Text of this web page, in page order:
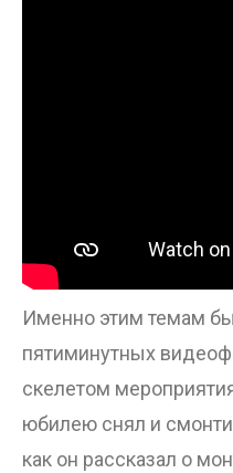
Именно этим темам
пятиминутных
скелетом
юбилею снял и
как он рассказал о